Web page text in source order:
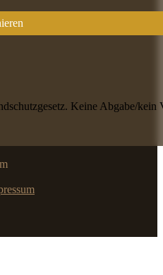
Keine Abgabe/